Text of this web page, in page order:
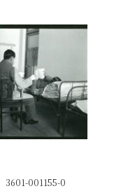
3601-001155-0